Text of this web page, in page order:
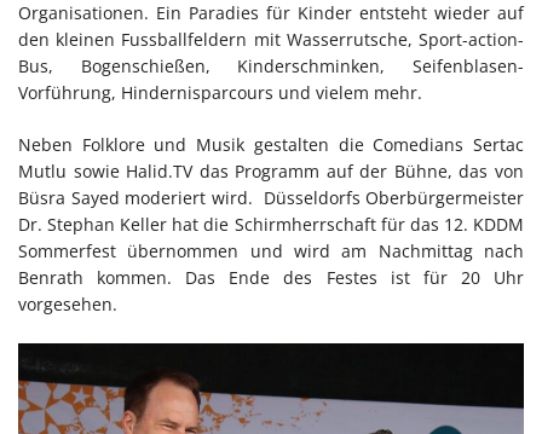
Organisationen. Ein Paradies für Kinder entsteht wieder auf
den kleinen Fussballfeldern mit Wasserrutsche, Sport-action-
Bus, Bogenschießen, Kinderschminken, Seifenblasen-
Vorführung, Hindernisparcours und vielem mehr.
Neben Folklore und Musik gestalten die Comedians Sertac
Mutlu sowie Halid.TV das Programm auf der Bühne, das von
Büsra Sayed moderiert wird. Düsseldorfs Oberbürgermeister
Dr. Stephan Keller hat die Schirmherrschaft für das 12. KDDM
Sommerfest übernommen und wird am Nachmittag nach
Benrath kommen. Das Ende des Festes ist für 20 Uhr
vorgesehen.